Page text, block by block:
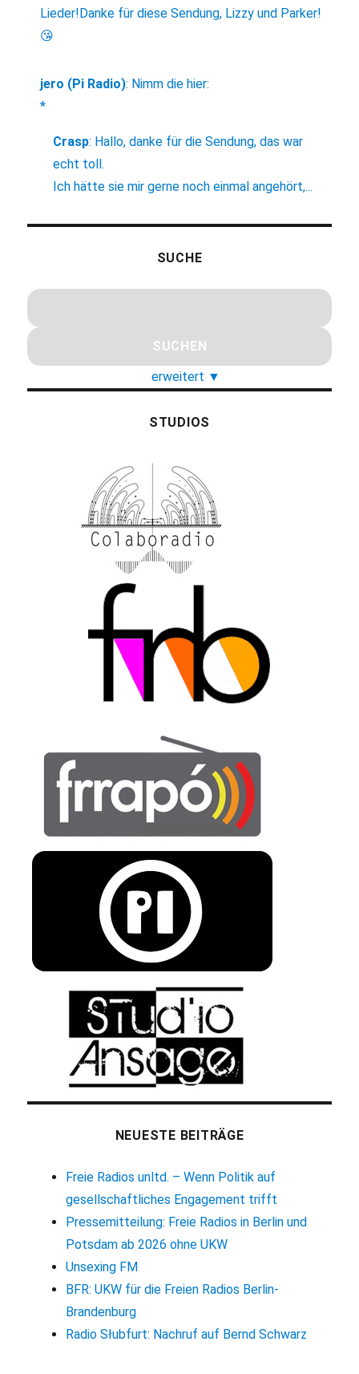
Lieder!Danke für diese Sendung, Lizzy und Parker!
😘
jero (Pi Radio): Nimm die hier:
*
Crasp: Hallo, danke für die Sendung, das war
echt toll.
Ich hätte sie mir gerne noch einmal angehört,...
SUCHE
erweitert ▼
STUDIOS
NEUESTE BEITRÄGE
Freie Radios unltd. – Wenn Politik auf
gesellschaftliches Engagement trifft
Pressemitteilung: Freie Radios in Berlin und
Potsdam ab 2026 ohne UKW
Unsexing FM
BFR: UKW für die Freien Radios Berlin-
Brandenburg
Radio Słubfurt: Nachruf auf Bernd Schwarz